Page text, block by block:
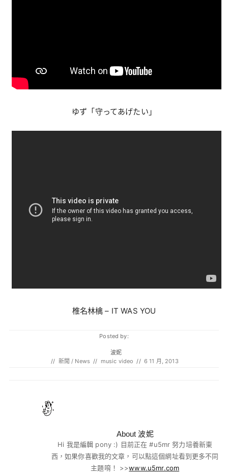
ゆず「守ってあげたい」
椎名林檎 – IT WAS YOU
Posted by:
波妮
// 新聞 / News // music video // 6 11 月, 2013
About 波妮
Hi 我是編輯 pony :) 目前正在 #u5mr 努力培養新東
西，如果你喜歡我的文章，可以點這個網址看到更多不同
主題唷！ >>www.u5mr.com